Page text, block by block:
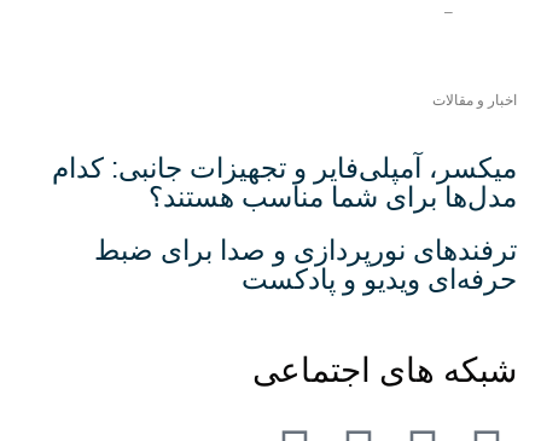
–
اخبار و مقالات
میکسر، آمپلی‌فایر و تجهیزات جانبی: کدام
مدل‌ها برای شما مناسب هستند؟
ترفندهای نورپردازی و صدا برای ضبط
حرفه‌ای ویدیو و پادکست
شبکه های اجتماعی